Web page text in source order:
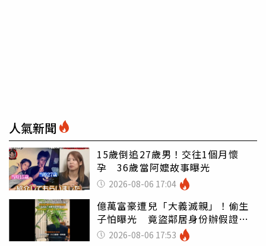
人氣新聞
15歲倒追27歲男！交往1個月懷
孕 36歲當阿嬤故事曝光
2026-08-06 17:04
億萬富豪遭兒「大義滅親」！偷生
子怕曝光 竟盜鄰居身份辦假證落
戶 2026-08-06 17:53